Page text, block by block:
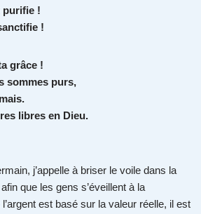
purifie !
!
grâce !
sommes purs,
libres en Dieu.
j’appelle à briser le voile dans la
que les gens s’éveillent à la
est basé sur la valeur réelle, il est